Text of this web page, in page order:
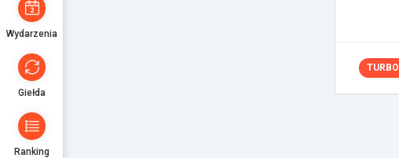
Wydarzenia
Giełda
Ranking
TURBO